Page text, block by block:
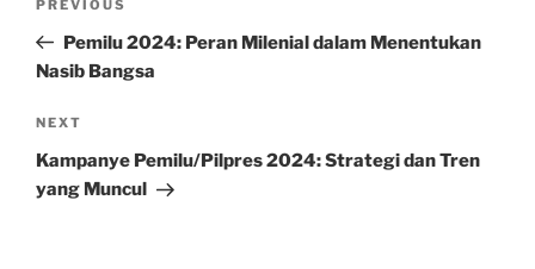
Previous
Post
PREVIOUS
Pemilu 2024: Peran Milenial dalam Menentukan
Nasib Bangsa
Next
Post
NEXT
Kampanye Pemilu/Pilpres 2024: Strategi dan Tren
yang Muncul